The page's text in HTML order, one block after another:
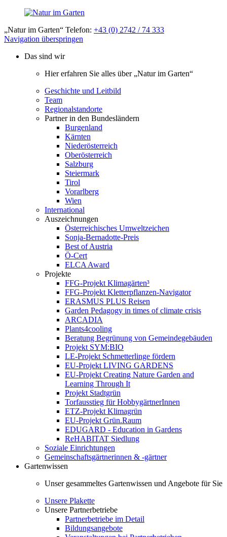
„Natur im Garten“ Telefon: +43 (0) 2742 / 74 333
Navigation überspringen
Das sind wir
Hier erfahren Sie alles über „Natur im Garten“
Geschichte und Leitbild
Team
Regionalstandorte
Partner in den Bundesländern
Burgenland
Kärnten
Niederösterreich
Oberösterreich
Salzburg
Steiermark
Tirol
Vorarlberg
Wien
International
Auszeichnungen
Österreichisches Umweltzeichen
Sonja-Bernadotte-Preis
Best of Austria
Ö-Cert
ELCA Award
Projekte
FFG-Projekt Klimagärten³
FFG-Projekt Kletterpflanzen-Navigator
ERASMUS PLUS Reisen
Garden Pedagogy in times of climate crisis
ARCADIA
Plants4cooling
Beratung Begrünung von Gemeindegebäuden
Projekt SYM:BIO
LE-Projekt Schmetterlinge fördern
EU-Projekt LIVING GARDENS
EU-Projekt Creating Nature Garden and
Learning Through It
Projekt Stadtgrün
Torfausstieg für HobbygärtnerInnen
ETZ-Projekt Klimagrün
EU-Projekt Grün.Raum
EDUGARD - Education in Gardens
ReHABITAT Siedlung
Soziale Einrichtungen
Gemeinschaftsgärtnerinnen & -gärtner
Gartenwissen
Unser gesammeltes Gartenwissen und Angebote für Sie
Unsere Plakette
Unsere Partnerbetriebe
Partnerbetriebe im Detail
Bildungsangebote